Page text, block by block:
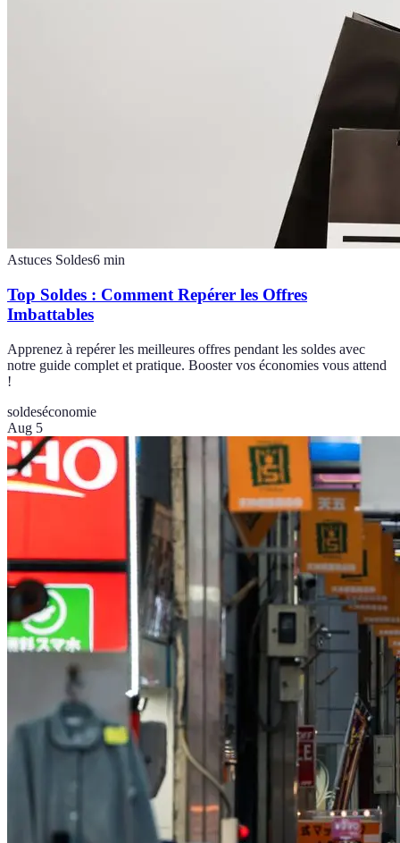
Astuces Soldes6 min
Top Soldes : Comment Repérer les Offres
Imbattables
Apprenez à repérer les meilleures offres pendant les soldes avec
notre guide complet et pratique. Booster vos économies vous attend
!
soldeséconomie
Aug 5